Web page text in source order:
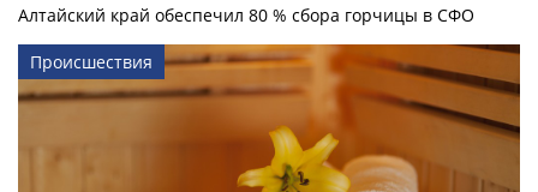
Алтайский край обеспечил 80 % сбора горчицы в СФО
Происшествия